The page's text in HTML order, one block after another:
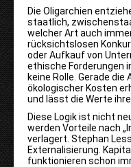
Die Oligarchien
staatlich,
welcher Art auch
rücksichtslosen
oder Aufkauf von
ethische Forderungen
keine Rolle. Gerade
ökologischer Kosten
und lässt die Werte
Diese Logik ist nicht
werden Vorteile nach
verlagert. Stephan
Externalisierung.
funktionieren schon